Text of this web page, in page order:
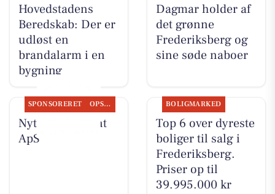
Hovedstadens
Beredskab: Der er
udløst en
brandalarm i en
bygning
Dagmar holder af
det grønne
Frederiksberg og
sine søde naboer
SPONSORERET OPSLAGSTAVLEN
Nyt fra Fairpaint
ApS
BOLIGMARKED
Top 6 over dyreste
boliger til salg i
Frederiksberg.
Priser op til
39.995.000 kr